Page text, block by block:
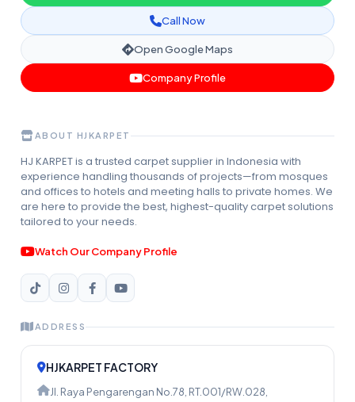
Call Now
Open Google Maps
Company Profile
ABOUT HJKARPET
HJ KARPET is a trusted carpet supplier in Indonesia with
experience handling thousands of projects—from mosques
and offices to hotels and meeting halls to private homes. We
are here to provide the best, highest-quality carpet solutions
tailored to your needs.
Watch Our Company Profile
ADDRESS
HJKARPET FACTORY
Jl. Raya Pengarengan No.78, RT.001/RW.028,